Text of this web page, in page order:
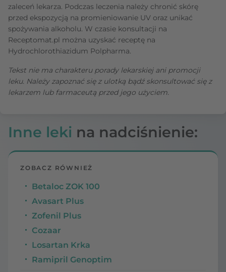
zaleceń lekarza. Podczas leczenia należy chronić skórę
przed ekspozycją na promieniowanie UV oraz unikać
spożywania alkoholu. W czasie konsultacji na
Receptomat.pl można uzyskać receptę na
Hydrochlorothiazidum Polpharma.
Tekst nie ma charakteru porady lekarskiej ani promocji
leku. Należy zapoznać się z ulotką bądź skonsultować się z
lekarzem lub farmaceutą przed jego użyciem.
Inne leki na nadciśnienie:
ZOBACZ RÓWNIEŻ
Betaloc ZOK 100
Avasart Plus
Zofenil Plus
Cozaar
Losartan Krka
Ramipril Genoptim